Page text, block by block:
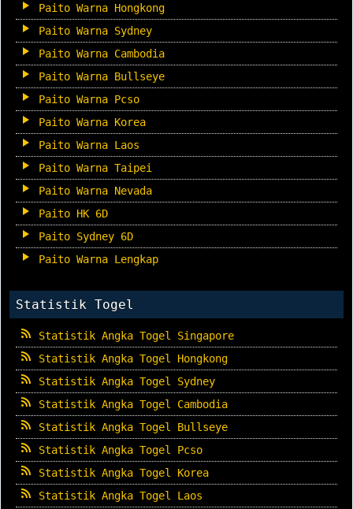
Paito Warna Hongkong
Paito Warna Sydney
Paito Warna Cambodia
Paito Warna Bullseye
Paito Warna Pcso
Paito Warna Korea
Paito Warna Laos
Paito Warna Taipei
Paito Warna Nevada
Paito HK 6D
Paito Sydney 6D
Paito Warna Lengkap
Statistik Togel
Statistik Angka Togel Singapore
Statistik Angka Togel Hongkong
Statistik Angka Togel Sydney
Statistik Angka Togel Cambodia
Statistik Angka Togel Bullseye
Statistik Angka Togel Pcso
Statistik Angka Togel Korea
Statistik Angka Togel Laos